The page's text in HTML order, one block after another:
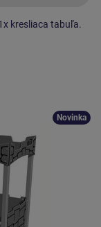
kresliaca tabuľa.
Novinka